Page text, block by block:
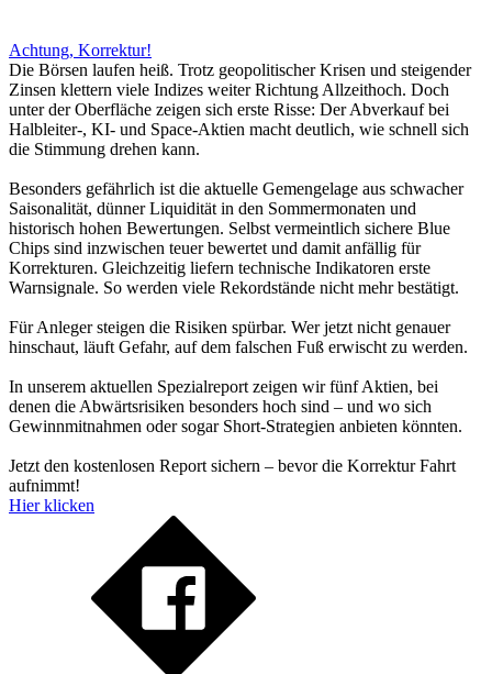
Achtung, Korrektur!
Die Börsen laufen heiß. Trotz geopolitischer Krisen und steigender
Zinsen klettern viele Indizes weiter Richtung Allzeithoch. Doch
unter der Oberfläche zeigen sich erste Risse: Der Abverkauf bei
Halbleiter-, KI- und Space-Aktien macht deutlich, wie schnell sich
die Stimmung drehen kann.
Besonders gefährlich ist die aktuelle Gemengelage aus schwacher
Saisonalität, dünner Liquidität in den Sommermonaten und
historisch hohen Bewertungen. Selbst vermeintlich sichere Blue
Chips sind inzwischen teuer bewertet und damit anfällig für
Korrekturen. Gleichzeitig liefern technische Indikatoren erste
Warnsignale. So werden viele Rekordstände nicht mehr bestätigt.
Für Anleger steigen die Risiken spürbar. Wer jetzt nicht genauer
hinschaut, läuft Gefahr, auf dem falschen Fuß erwischt zu werden.
In unserem aktuellen Spezialreport zeigen wir fünf Aktien, bei
denen die Abwärtsrisiken besonders hoch sind – und wo sich
Gewinnmitnahmen oder sogar Short-Strategien anbieten könnten.
Jetzt den kostenlosen Report sichern – bevor die Korrektur Fahrt
aufnimmt!
Hier klicken